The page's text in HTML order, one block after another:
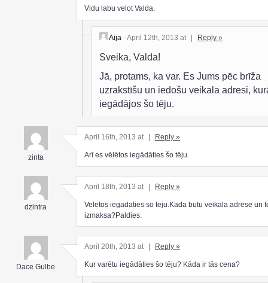
Vidu labu velot Valda.
Aija - April 12th, 2013 at | Reply »
Sveika, Valda!
Jā, protams, ka var. Es Jums pēc brīža
uzrakstīšu un iedošu veikala adresi,
iegādājos šo tēju.
zinta
April 16th, 2013 at Reply »
Arī es vēlētos iegādāties šo tēju.
dzintra
April 18th, 2013 at | Reply »
Veletos iegadaties so teju.Kada butu veikala adrese un
izmaksa?Paldies.
Dace Gulbe
April 20th, 2013 at Reply »
Kur varētu iegādāties šo tēju? Kāda ir tās cena?